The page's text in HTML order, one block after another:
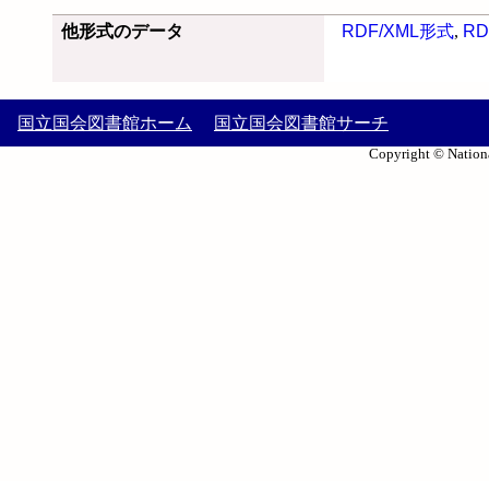
他形式のデータ RDF/XML形式,
国立国会図書館ホーム 国立国会図書館サーチ
Copyright ©